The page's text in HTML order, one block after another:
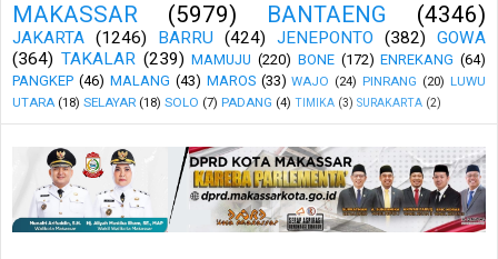
MAKASSAR (5979) BANTAENG (4346)
JAKARTA (1246) BARRU (424) JENEPONTO (382)
GOWA
(364) TAKALAR (239) MAMUJU (220) BONE (172) ENREKANG (64)
PANGKEP (46) MALANG (43) MAROS (33) WAJO (24) PINRANG (20) LUWU
UTARA (18) SELAYAR (18) SOLO (7) PADANG (4) TIMIKA (3) SURAKARTA (2)